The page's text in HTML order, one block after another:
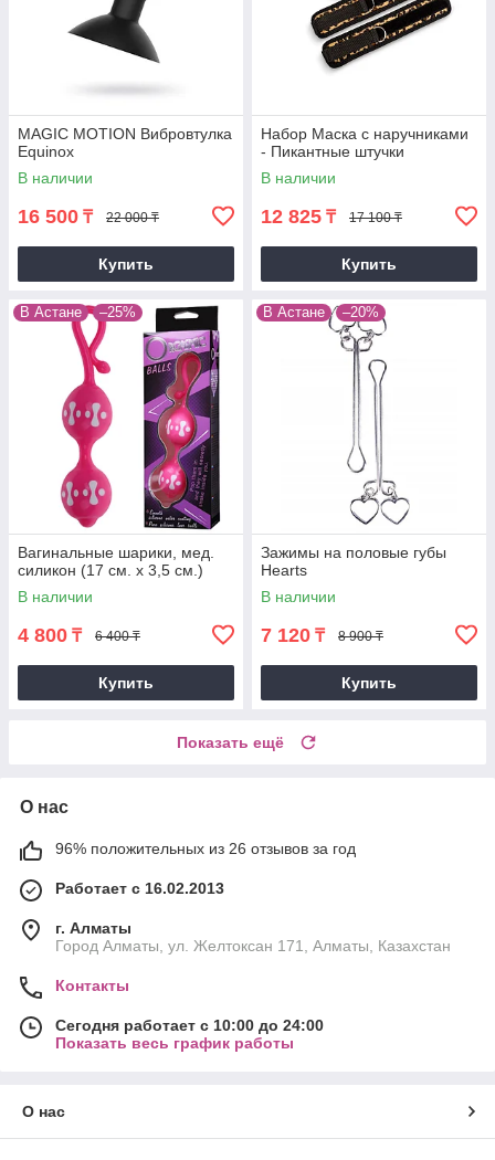
MAGIC MOTION Вибровтулка
Equinox
В наличии
16 500 ₸ 22 000 ₸
Купить
Набор Маска с наручниками
- Пикантные штучки
В наличии
12 825 ₸ 17 100 ₸
Купить
В Астане –25%
Вагинальные шарики, мед.
силикон (17 см. х 3,5 см.)
В наличии
4 800 ₸ 6 400 ₸
Купить
В Астане –20%
Зажимы на половые губы
Hearts
В наличии
7 120 ₸ 8 900 ₸
Купить
Показать ещё
О нас
96% положительных из 26 отзывов за год
Работает с 16.02.2013
г. Алматы
Город Алматы, ул. Желтоксан 171, Алматы, Казахстан
Контакты
Сегодня работает с 10:00 до 24:00
Показать весь график работы
О нас